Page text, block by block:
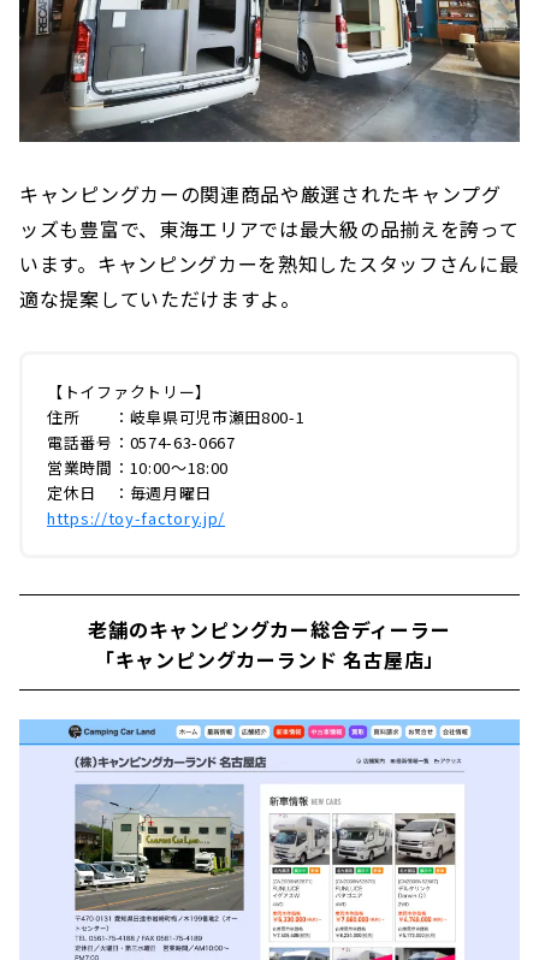
キャンピングカーの関連商品や厳選されたキャンプグ
ッズも豊富で、東海エリアでは最大級の品揃えを誇って
います。キャンピングカーを熟知したスタッフさんに最
適な提案していただけますよ。
【トイファクトリー】
住所 ：岐阜県可児市瀬田800-1
電話番号：0574-63-0667
営業時間：10:00〜18:00
定休日 ：毎週月曜日
https://toy-factory.jp/
老舗のキャンピングカー総合ディーラー
「キャンピングカーランド 名古屋店」